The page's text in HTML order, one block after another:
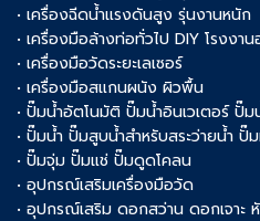
• เครื่องฉีดน้ำแรงดันสูง รุ่นงานหนัก
• เครื่องมือล้างท่อทั่วไป DIY โรงงา
• เครื่องมือวัดระยะเลเซอร์
• เครื่องมือสแกนผนัง ผิวพื้น
• ปั๊มน้ำอัตโนมัติ ปั๊มน้ำอินเวเตอร์ ปั๊ม
• ปั๊มน้ำ ปั๊มสูบน้ำสำหรับสระว่ายน้ำ ปั๊
• ปั๊มจุ่ม ปั๊มแช่ ปั๊มดูดโคลน
• อุปกรณ์เสริมเครื่องมือวัด
• อุปกรณ์เสริม ดอกสว่าน ดอกเจาะ